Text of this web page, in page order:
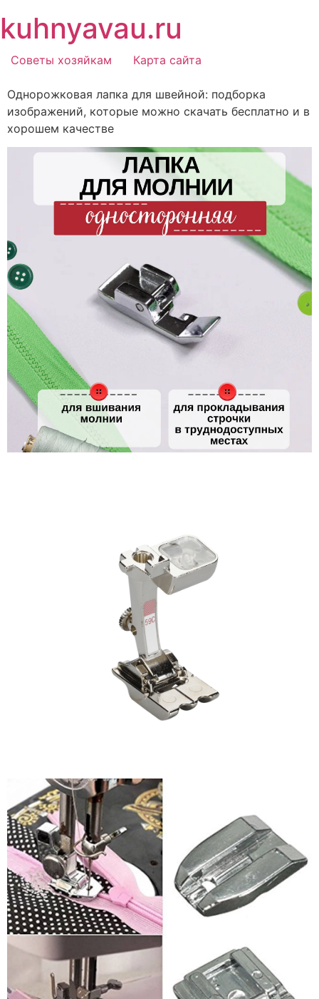
содержимому
kuhnyavau.ru
Советы хозяйкам Карта сайта
Однорожковая лапка для швейной: подборка
изображений, которые можно скачать бесплатно и в
хорошем качестве